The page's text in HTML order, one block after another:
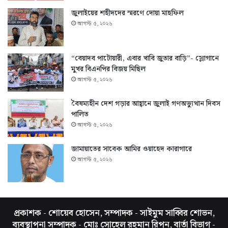
জুলাইয়ের শহীদদের স্মরণে দোয়া মাহফিল
আগস্ট ৫, ২০২৬
“বেয়াদব পাটোয়ারী, এবার খাবি জুতার বাড়ি”- স্লোগানে
মুখর বিএনপির বিজয় মিছিল
আগস্ট ৫, ২০২৬
বৈষম্যহীন দেশ গড়ার আহ্বানে জুলাই গণঅভ্যুত্থান দিবস
পালিত
আগস্ট ৫, ২০২৬
জামায়াতের সাবেক আমির ওয়াহেদ কারাগারে
আগস্ট ৫, ২০২৬
প্রকাশক - শোয়েব হোসেন, সম্পাদক - সাইমুম সাব্বির শোভন,
ব্যবস্থাপনা সম্পাদক - মোঃ সোহেল রহমান রিপন, বার্তা বিভাগ -